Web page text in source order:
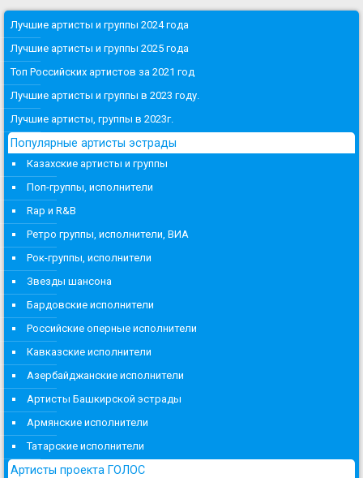
Лучшие артисты и группы 2024 года
Лучшие артисты и группы 2025 года
Топ Российских артистов за 2021 год
Лучшие артисты и группы в 2023 году.
Лучшие артисты, группы в 2023г.
Популярные артисты эстрады
Казахские артисты и группы
Поп-группы, исполнители
Rap и R&B
Ретро группы, исполнители, ВИА
Рок-группы, исполнители
Звезды шансона
Бардовские исполнители
Российские оперные исполнители
Кавказские исполнители
Азербайджанские исполнители
Артисты Башкирской эстрады
Армянские исполнители
Татарские исполнители
Артисты проекта ГОЛОС